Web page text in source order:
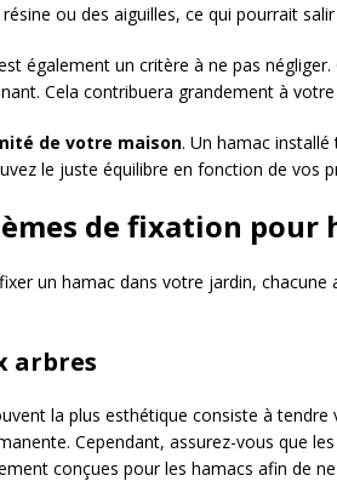
ou des aiguilles, ce qui pourrait
également un critère à ne pas
Cela contribuera grandement à
de votre maison. Un hamac
le juste équilibre en fonction de vos
de fixation pour
un hamac dans votre jardin,
arbres
la plus esthétique consiste à
Cependant, assurez-vous que
conçues pour les hamacs afin de